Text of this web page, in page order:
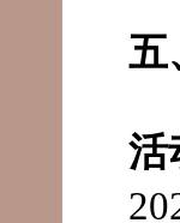
五
活